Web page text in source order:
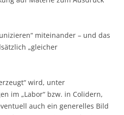
miteinander – und das
„gleicher
wird, unter
im „Labor“ bzw. in Colidern,
auch ein generelles Bild